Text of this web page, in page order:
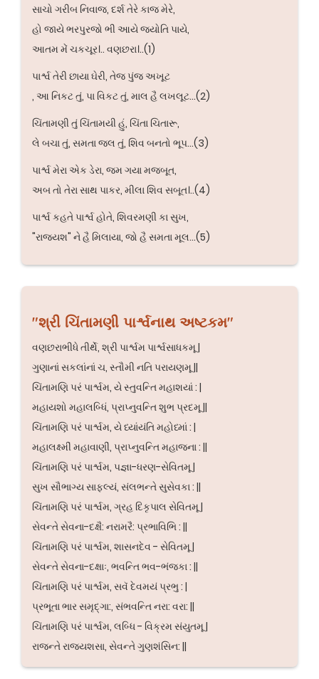
સાચો ગરીબ નિવાજ, દર્શ તેરે કાજ મેરે,
હો જાયે ભરપુરજો ભી આયે જ્યોતિ પાયે,
આતમ મેં ચકચૂર।.. વણછરા।..(1)
પાર્શ્વ તેરી છાયા ઘેરી, તેજ પુંજ અખૂટ
, આ નિકટ તું, પા વિકટ તું, માલ હૈ લખલૂટ...(2)
ચિંતામણી તું ચિંતામયી હું, ચિંતા ચિતારૂ,
લે બચા તું, સમતા જલ તું, શિવ બનતો ભૂપ...(3)
પાર્શ્વ મેરા એક ડેરા, જમ ગયા મજબૂત,
અબ તો તેરા સાથ પાકર, મીલા શિવ સબૂત।..(4)
પાર્શ્વ કહતે પાર્શ્વ હોતે, શિવરમણી કા સુખ,
"રાજ્યશ" ને હૈ મિલાયા, જો હૈ સમતા મૂલ...(5)
"શ્રી ચિંતામણી પાર્શ્વનાથ અષ્ટકમ"
વણછરાભીધે તીર્થે, શ્રી પાર્શ્વમ પાર્શ્વસાધકમૂ |
ગુણાનાં સકલાંનાં ચ, સ્તૌમી નતિ પરાયણમૂ ||
ચિંતામણિ પરં પાર્શ્વમ, યે સ્તુવન્તિ મહાશયાં : |
મહાયશો મહાલબ્ધિં, પ્રાપ્નુવન્તિ શુભ પ્રદમૂ ||
ચિંતામણિ પરં પાર્શ્વમ, યે ધ્યાંયંતિ મહોધ્માં : |
મહાલક્ષ્મીં મહાવાણીં, પ્રાપ્નુવન્તિ મહાજના : ||
ચિંતામણિ પરં પાર્શ્વમ, પજ્ઞા-ધરણ-સેવિતમૂ |
સુખ સૌભાગ્ય સાફલ્યં, સંલભન્તે સુસેવકા : ||
ચિંતામણિ પરં પાર્શ્વમ, ગ્રહ દિકૃપાલ સેવિતમૂ |
સેવન્તે સેવના-દક્ષૈ: નરામરૈ: પ્રભાવિભિ : ||
ચિંતામણિ પરં પાર્શ્વમ, શાસનદેવ - સેવિતમૂ |
સેવન્તે સેવના-દક્ષાઃ, ભવન્તિ ભવ-ભંજકા : ||
ચિંતામણિ પરં પાર્શ્વમ, સવૅ દેવમયં પ્રભુ : |
પ્રભૂતા ભાર સમૃદ્ગા:, સંભવન્તિ નરા: વરા: ||
ચિંતામણિ પરં પાર્શ્વમ, લબ્ધિ - વિક્રમ સંયુતમૂ |
રાજન્તે રાજ્યશસા, સેવન્તે ગુણશંસિન: ||